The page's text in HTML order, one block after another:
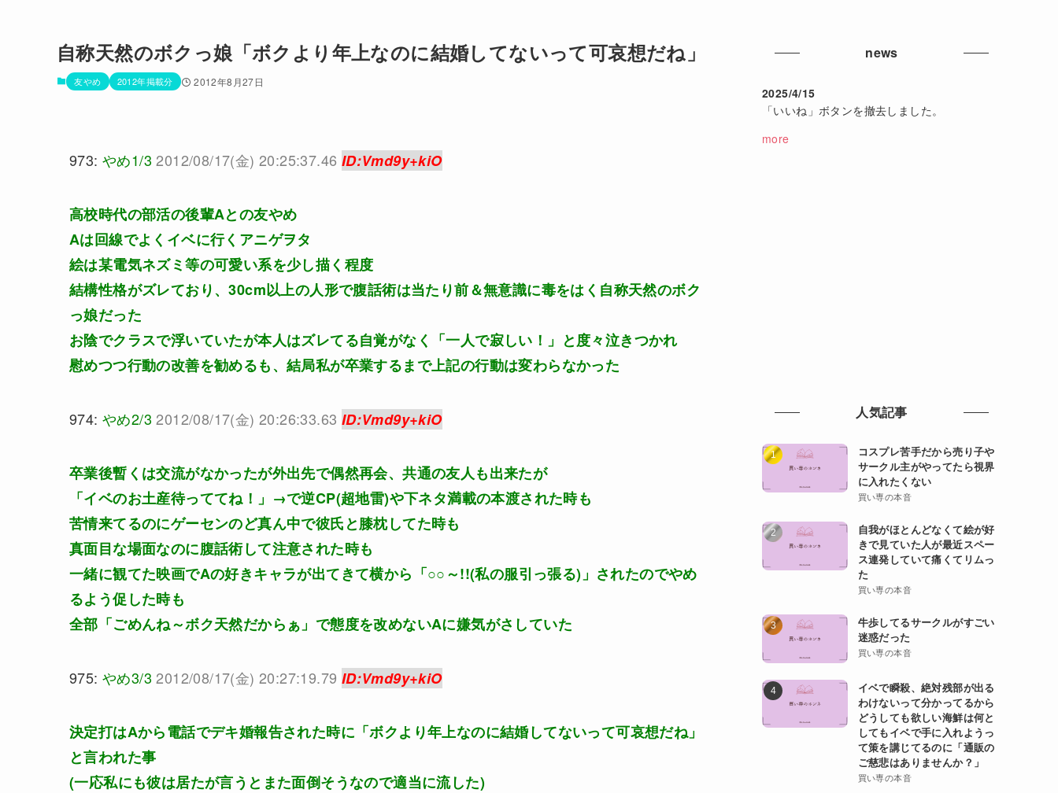
自称天然のボクっ娘「ボクより年上なのに結婚してないって可哀想だね」
友やめ 2012年掲載分 2012年8月27日
973: やめ1/3 2012/08/17(金) 20:25:37.46 ID:Vmd9y+kiO
高校時代の部活の後輩Aとの友やめ
Aは回線でよくイベに行くアニゲヲタ
絵は某電気ネズミ等の可愛い系を少し描く程度
結構性格がズレており、30cm以上の人形で腹話術は当たり前＆無意識に毒をはく自称天然のボク
っ娘だった
お陰でクラスで浮いていたが本人はズレてる自覚がなく「一人で寂しい！」と度々泣きつかれ
慰めつつ行動の改善を勧めるも、結局私が卒業するまで上記の行動は変わらなかった
974: やめ2/3 2012/08/17(金) 20:26:33.63 ID:Vmd9y+kiO
卒業後暫くは交流がなかったが外出先で偶然再会、共通の友人も出来たが
「イベのお土産待っててね！」→で逆CP(超地雷)や下ネタ満載の本渡された時も
苦情来てるのにゲーセンのど真ん中で彼氏と膝枕してた時も
真面目な場面なのに腹話術して注意された時も
一緒に観てた映画でAの好きキャラが出てきて横から「○○～!!(私の服引っ張る)」されたのでやめ
るよう促した時も
全部「ごめんね～ボク天然だからぁ」で態度を改めないAに嫌気がさしていた
975: やめ3/3 2012/08/17(金) 20:27:19.79 ID:Vmd9y+kiO
決定打はAから電話でデキ婚報告された時に「ボクより年上なのに結婚してないって可哀想だね」
と言われた事
(一応私にも彼は居たが言うとまた面倒そうなので適当に流した)
news
2025/4/15
「いいね」ボタンを撤去しました。
more
人気記事
コスプレ苦手だから売り子や
サークル主がやってたら視界
に入れたくない
買い専の本音
自我がほとんどなくて絵が好
きで見ていた人が最近スペー
ス連発していて痛くてリムっ
た
買い専の本音
牛歩してるサークルがすごい
迷惑だった
買い専の本音
イベで瞬殺、絶対残部が出る
わけないって分かってるから
どうしても欲しい海鮮は何と
してもイベで手に入れようっ
て策を講じてるのに「通販の
ご慈悲はありませんか？」
買い専の本音